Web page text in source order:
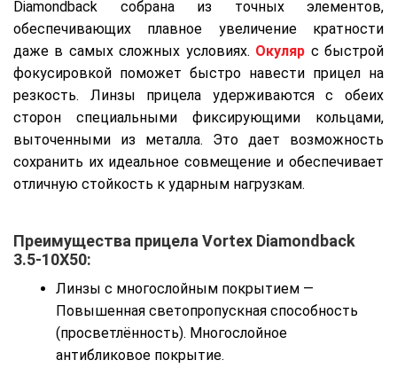
Diamondback собрана из точных элементов,
обеспечивающих плавное увеличение кратности
даже в самых сложных условиях. Окуляр с быстрой
фокусировкой поможет быстро навести прицел на
резкость. Линзы прицела удерживаются с обеих
сторон специальными фиксирующими кольцами,
выточенными из металла. Это дает возможность
сохранить их идеальное совмещение и обеспечивает
отличную стойкость к ударным нагрузкам.
Преимущества прицела Vortex Diamondback
3.5-10X50:
Линзы с многослойным покрытием —
Повышенная светопропускная способность
(просветлённость). Многослойное
антибликовое покрытие.